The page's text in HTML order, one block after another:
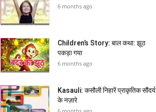
6 months ago
Children’s Story: बाल कथा: झूठ
पकड़ा गया
6 months ago
Kasauli: कसौली निहारें प्राकृतिक सौंदर्य
के नज़ारे